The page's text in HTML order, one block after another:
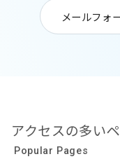
メールフォ
アクセスの多い
Popular Pages